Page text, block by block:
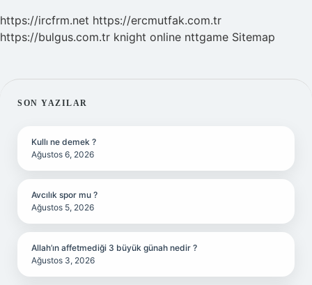
https://ircfrm.net https://ercmutfak.com.tr
https://bulgus.com.tr knight online nttgame Sitemap
SIDEBAR
SON YAZILAR
Kullı ne demek ?
Ağustos 6, 2026
Avcılık spor mu ?
Ağustos 5, 2026
Allah’ın affetmediği 3 büyük günah nedir ?
Ağustos 3, 2026